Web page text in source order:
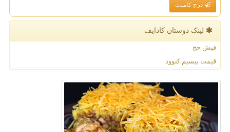
درج کامنت
لینک دوستان كادایف
فیش حج
قیمت بیسیم کنوود